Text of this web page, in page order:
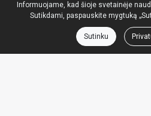
Informuojame, kad šioje svetainėje
Sutikdami, paspauskite mygtuką
Sutinku